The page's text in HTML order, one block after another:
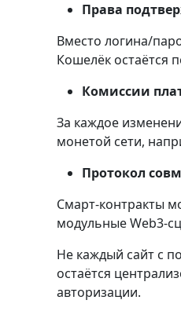
Права
Вместо логина/
Кошелёк остаётся
Комиссии
За каждое
монетой сети,
Протокол
Смарт-контракты
модульные Web3-
Не каждый сайт с
остаётся
авторизации.